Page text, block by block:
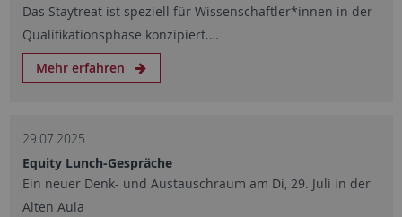
Das Staytreat ist speziell für Wissenschaftler*innen in der
Qualifikationsphase konzipiert.…
Mehr erfahren
29.07.2025
Equity Lunch-Gespräche
Ein neuer Denk- und Austauschraum am Di, 29. Juli in der
Alten Aula